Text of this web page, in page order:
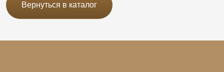
Вернуться в каталог